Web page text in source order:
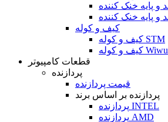
کیف و کوله
کیف و کوله STM
کیف و کوله Wiwu
قطعات کامپیوتر
پردازنده
قیمت پردازنده
پردازنده بر اساس برند
پردازنده INTEL
پردازنده AMD